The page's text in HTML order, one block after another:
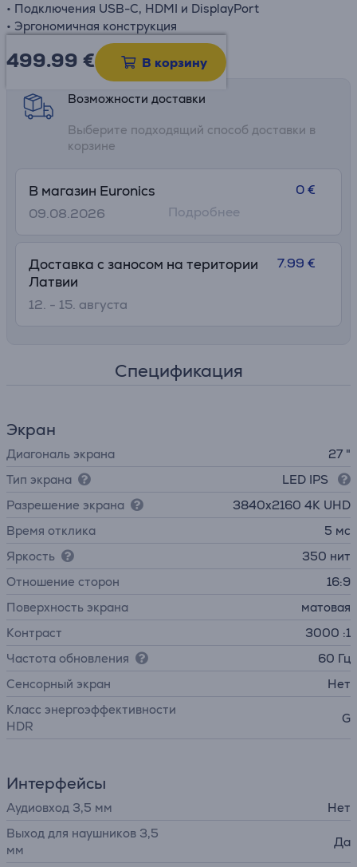
• Подключения USB-C, HDMI и DisplayPort
• Эргономичная конструкция
499.99 € В корзину
Информационный лист
Возможности доставки
Выберите подходящий способ доставки в
корзине
В магазин Euronics
09.08.2026
0 €
Подробнее
Доставка с заносом на територии
Латвии
12. - 15. августа
7.99 €
Спецификация
Экран
Диагональ экрана
27 "
Тип экрана
LED IPS
Разрешение экрана
3840х2160 4K UHD
Время отклика
5 мс
Яркость
350 нит
Отношение сторон
16:9
Поверхность экрана
матовая
Контраст
3000 :1
Частота обновления
60 Гц
Cенсорный экран
Нет
Класс энергоэффективности
HDR
G
Интерфейсы
Аудиовход 3,5 мм
Нет
Выход для наушников 3,5
мм
Да